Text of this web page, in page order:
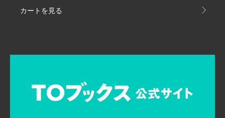
カートを見る